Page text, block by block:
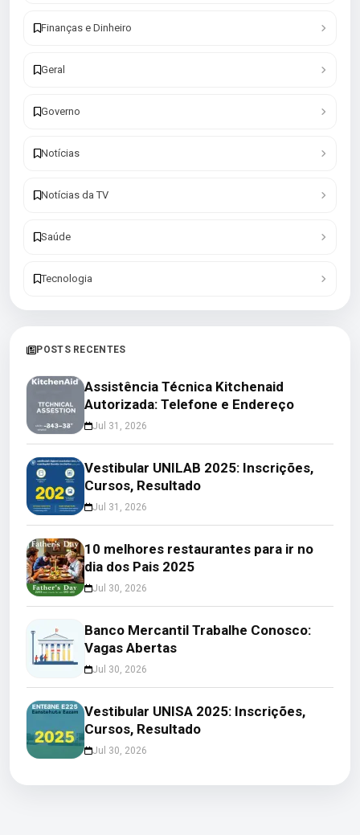
Finanças e Dinheiro
Geral
Governo
Notícias
Notícias da TV
Saúde
Tecnologia
POSTS RECENTES
Assistência Técnica Kitchenaid
Autorizada: Telefone e Endereço
Jul 31, 2026
Vestibular UNILAB 2025: Inscrições,
Cursos, Resultado
Jul 31, 2026
10 melhores restaurantes para ir no
dia dos Pais 2025
Jul 30, 2026
Banco Mercantil Trabalhe Conosco:
Vagas Abertas
Jul 30, 2026
Vestibular UNISA 2025: Inscrições,
Cursos, Resultado
Jul 30, 2026